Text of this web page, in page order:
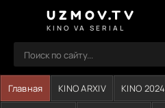
UZMOV.TV
KINO VA SERIAL
Главная KINO ARXIV KINO 2024